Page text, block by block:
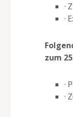
·
·
zum
·
·